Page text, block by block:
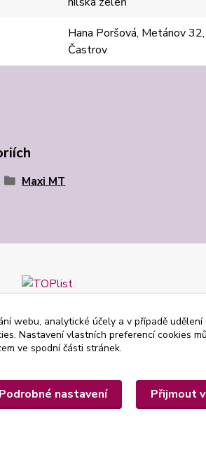
Hana Poršová, Metánov
Častrov
Maxi MT
webu, analytické účely a v případě
Nastavení vlastních preferencí cookies
ve spodní části stránek.
Podrobné nastavení Přijmout